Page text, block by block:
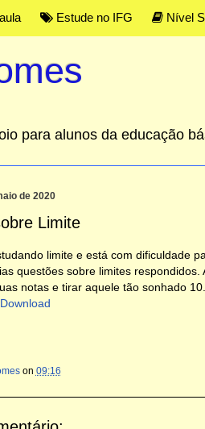
Estude no IFG Nível
para alunos da educação
de 2020
Limite
limite e está com dificuldade
questões sobre limites
notas e tirar aquele tão sonhado
Download
on 09:16